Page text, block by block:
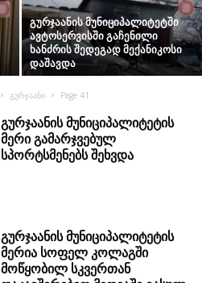
გურჯაანის მუნიციპალიტეტში
ავტოსერვისში გაჩენილი
ხანძრის შედეგად მექანიკოსი
დაშავდა
გურჯაანი Page 41
გურჯაანის მუნიციპალიტეტის
მერი გამარჯვებულ
სპორტსმენებს შეხვდა
გურჯაანის მუნიციპალიტეტის
მერია სოფელ კოლაგში
მოწყობილ სკვერთან